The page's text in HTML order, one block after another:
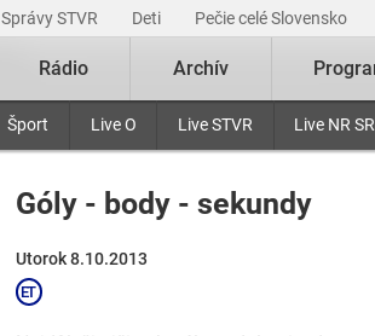
Správy STVR Deti Pečie celé Slovensko
Šport Live O Live STVR Live NR SR
Rádio Archív
Góly - body - sekundy
Utorok 8.10.2013